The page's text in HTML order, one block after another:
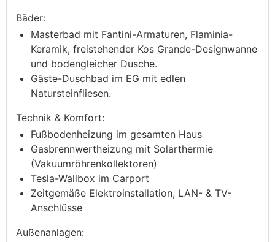
Bäder:
Masterbad mit Fantini-Armaturen, Flaminia-
Keramik, freistehender Kos Grande-Designwanne
und bodengleicher Dusche.
Gäste-Duschbad im EG mit edlen
Natursteinfliesen.
Technik & Komfort:
Fußbodenheizung im gesamten Haus
Gasbrennwertheizung mit Solarthermie
(Vakuumröhrenkollektoren)
Tesla-Wallbox im Carport
Zeitgemäße Elektroinstallation, LAN- & TV-
Anschlüsse
Außenanlagen: